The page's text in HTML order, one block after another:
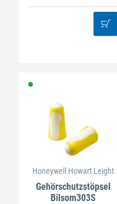
Honeywell Howart Leight
Gehörschutzstöpsel
Bilsom303S